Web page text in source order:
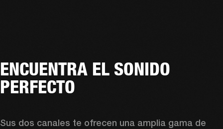
ENCUENTRA EL SONIDO
PERFECTO
Sus dos canales te ofrecen una amplia gama de